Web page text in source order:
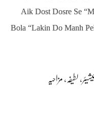
”Aik Dost Dosre Se
Bola “Lakin Do Manh
، لطیفہ ، مزاحیہ